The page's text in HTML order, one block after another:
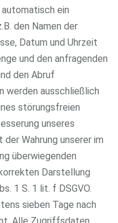
ein
den Namen der
Datum und Uhrzeit
und den anfragenden
den Abruf
werden ausschließlich
störungsfreien
unseres
Wahrung unserer im
überwiegenden
Darstellung
1 S. 1 lit. f DSGVO.
sieben Tage nach